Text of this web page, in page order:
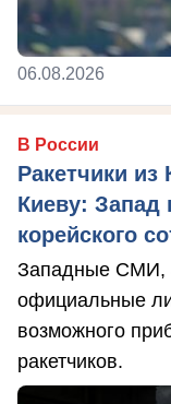
06.08.2026
В России
Ракетчики
Киеву: Запад
корейского
Западные СМИ,
официальные
возможного
ракетчиков.